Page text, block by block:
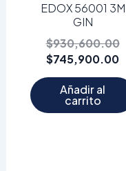
EDOX 56001 3M
GIN
$930,600.00
$745,900.00
Añadir al
carrito